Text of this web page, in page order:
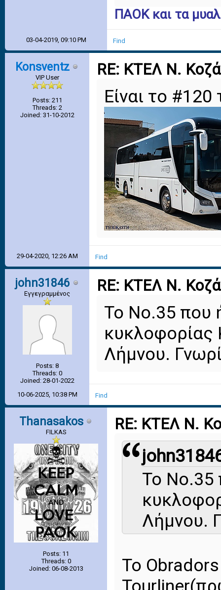
ΠΑΟΚ και τα
03-04-2019, 09:10 PM Find
Konsventz
VIP User
Posts: 211
Threads: 2
Joined: 31-10-2012
RE: ΚΤΕΛ Ν.
Είναι το
29-04-2020, 12:26 AM Find
john31846
Εγγεγραμμένος
Posts: 8
Threads: 0
Joined: 28-01-2022
RE: ΚΤΕΛ Ν.
Το Νο.35 που
κυκλοφορίας
Λήμνου.
10-06-2025, 10:38 PM Find
Thanasakos
FILKAS
Posts: 11
Threads: 0
Joined: 06-08-2013
RE: ΚΤΕΛ Ν.
Το Νο.35
Λήμνου.
Το